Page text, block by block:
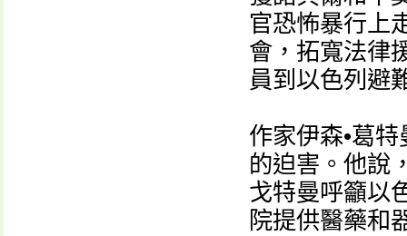
官恐怖暴行上
會，拓寬法律
員到以色列避
作家伊森•葛
的迫害。他說
戈特曼呼籲以
院提供醫藥和